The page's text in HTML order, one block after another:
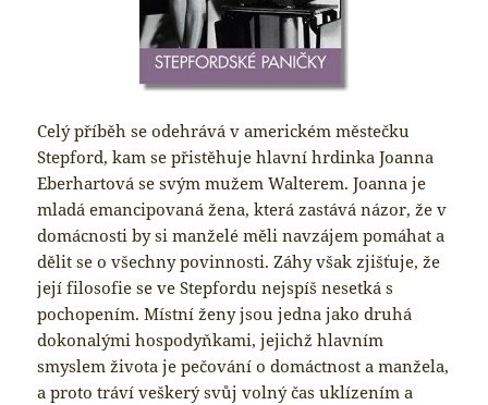
Celý příběh se odehrává v americkém městečku
Stepford, kam se přistěhuje hlavní hrdinka Joanna
Eberhartová se svým mužem Walterem. Joanna je
mladá emancipovaná žena, která zastává názor, že v
domácnosti by si manželé měli navzájem pomáhat a
dělit se o všechny povinnosti. Záhy však zjišťuje, že
její filosofie se ve Stepfordu nejspíš nesetká s
pochopením. Místní ženy jsou jedna jako druhá
dokonalými hospodyňkami, jejichž hlavním
smyslem života je pečování o domáctnost a manžela,
a proto tráví veškerý svůj volný čas uklízením a